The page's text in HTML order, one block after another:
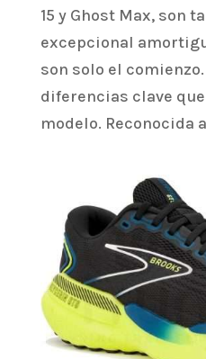
15 y Ghost Max, son
excepcional
son solo el
diferencias clave
modelo. Reconocida